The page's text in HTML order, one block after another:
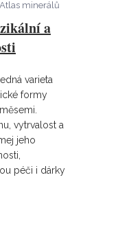
a
Atlas minerálů
varieta
formy
vytrvalost a
jeho
péči i dárky